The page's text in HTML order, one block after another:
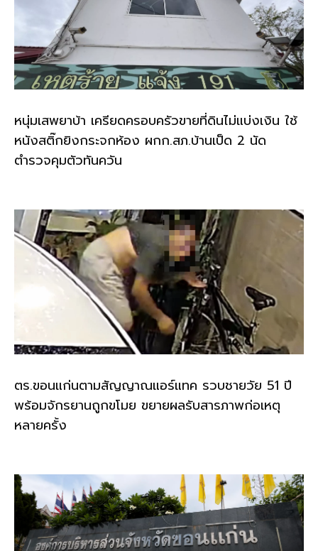
หนุ่มเสพยาบ้า เครียดครอบครัวขายที่ดินไม่แบ่งเงิน ใช้
หนังสติ๊กยิงกระจกห้อง ผกก.สภ.บ้านเป็ด 2 นัด
ตำรวจคุมตัวทันควัน
ตร.ขอนแก่นตามสัญญาณแอร์แทค รวบชายวัย 51 ปี
พร้อมจักรยานถูกขโมย ขยายผลรับสารภาพก่อเหตุ
หลายครั้ง